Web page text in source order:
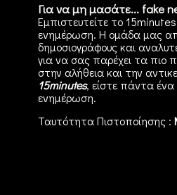
Για να μη μασάτε... fake
Εμπιστευτείτε το
ενημέρωση. Η ομάδα μας
δημοσιογράφους και
για να σας παρέχει τα πιο
στην αλήθεια και την
15minutes, είστε πάντα
ενημέρωση.
Ταυτότητα Πιστοποίησης :